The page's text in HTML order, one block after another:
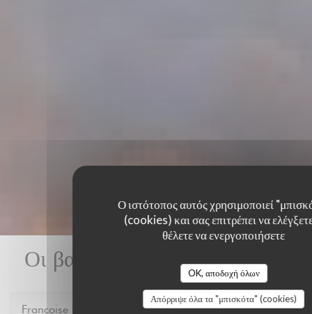
Ο ιστότοπος αυτός χρησιμοποιεί
(cookies) και σας επιτρέπει να
θέλετε να ενεργοποιήσετε
OK, αποδοχή όλων
Απόρριψε όλα τα "μπισκότα" (cookies)
Οι βαθμολογίες πελατών μας
Francoise